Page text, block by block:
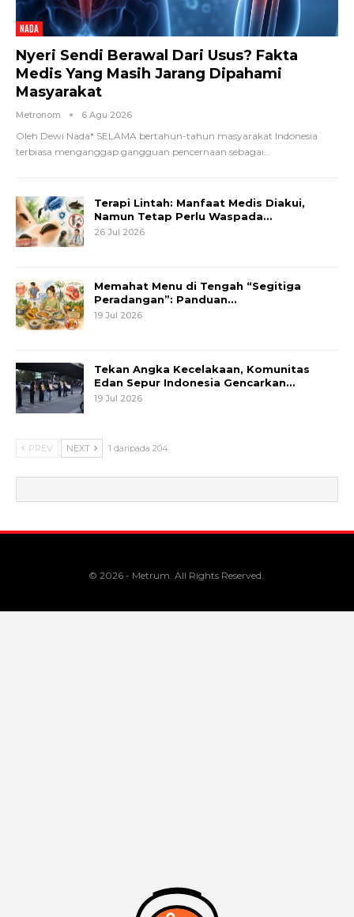
NADA
Nyeri Sendi Berawal Dari Usus? Fakta
Medis Yang Masih Jarang Dipahami
Masyarakat
Metronom 6 Agu 2026
Oleh Dewi Nada* SELAMA bertahun-tahun masyarakat Indonesia
terbiasa menganggap gangguan pencernaan sebagai
Terapi Lintah: Manfaat Medis Diakui,
Namun Tetap Perlu Waspada…
26 Jul 2026
Memahat Menu di Tengah “Segitiga
Peradangan”: Panduan…
19 Jul 2026
Tekan Angka Kecelakaan, Komunitas
Edan Sepur Indonesia Gencarkan…
19 Jul 2026
PREV NEXT 1 daripada 204
© 2026 - Metrum. All Rights Reserved.